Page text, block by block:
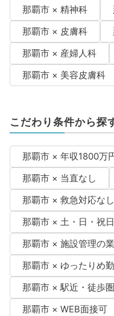
那覇市 × 精神科
那覇市 × 皮膚科
那覇市 × 産婦人科
那覇市 × 美容皮膚科
こだわり条件から探
那覇市 × 年収1800万
那覇市 × 当直なし
那覇市 × 救急対応なし
那覇市 × 土・日・祝
那覇市 × 施設管理の
那覇市 × ゆったりめ
那覇市 × 駅近・徒歩
那覇市 × WEB面接可